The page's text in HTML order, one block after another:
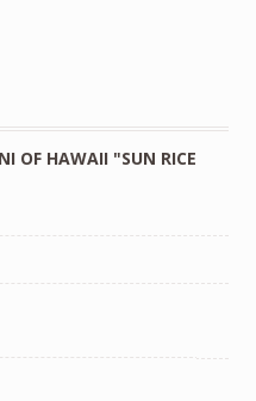
OF HAWAII "SUN RICE